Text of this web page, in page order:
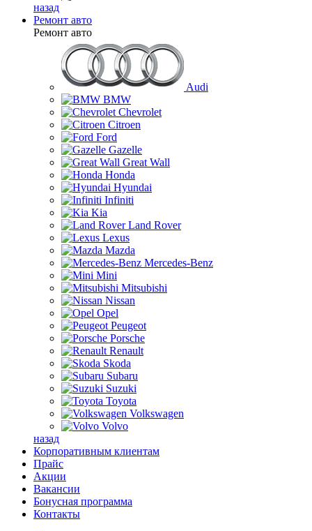
назад
Ремонт авто
Ремонт авто
Audi
BMW
Chevrolet
Citroen
Ford
Gazelle
Great Wall
Honda
Hyundai
Infiniti
Kia
Land Rover
Lexus
Mazda
Mercedes-Benz
Mini
Mitsubishi
Nissan
Opel
Peugeot
Porsche
Renault
Skoda
Subaru
Suzuki
Toyota
Volkswagen
Volvo
назад
Корпоративным клиентам
Прайс
Акции
Вакансии
Бонусная программа
Контакты